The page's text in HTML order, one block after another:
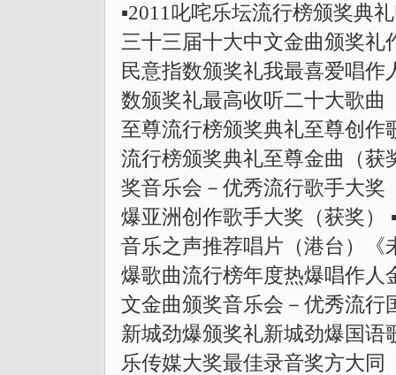
▪2011叱咤乐坛流行榜颁奖典
三十三届十大中文金曲颁奖礼
民意指数颁奖礼我最喜爱唱作
数颁奖礼最高收听二十大歌曲
至尊流行榜颁奖典礼至尊创作
流行榜颁奖典礼至尊金曲（获
奖音乐会－优秀流行歌手大奖
爆亚洲创作歌手大奖（获奖）
音乐之声推荐唱片（港台）《
爆歌曲流行榜年度热爆唱作人
文金曲颁奖音乐会－优秀流行
新城劲爆颁奖礼新城劲爆国语
乐传媒大奖最佳录音奖方大同